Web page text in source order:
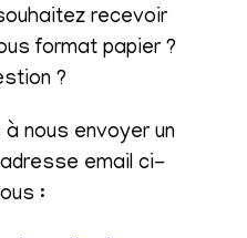
recevoir
format papier ?
?
nous envoyer un
email ci-
: